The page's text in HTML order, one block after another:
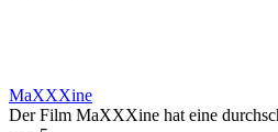
MaXXXine
Der Film MaXXXine hat eine